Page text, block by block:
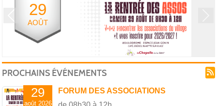
29
AOÛT
Previous
PROCHAINS ÉVÉNEMENTS
29
août 2026
FORUM DES ASSOCIATIONS